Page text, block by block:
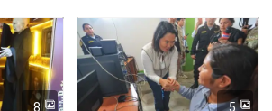
Derecho Colectivo"
8 5